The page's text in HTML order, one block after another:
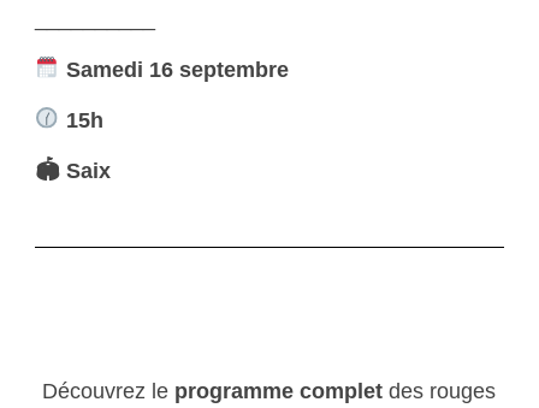
Samedi 16 septembre
15h
🏟 Saix
Découvrez le programme complet des rouges